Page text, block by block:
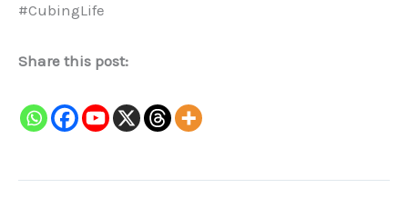
#CubingLife
Share this post: